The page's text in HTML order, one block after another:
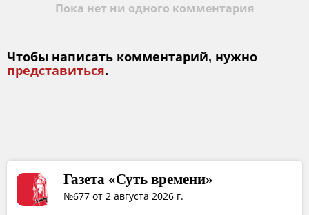
Пока нет ни одного комментария
Чтобы написать комментарий, нужно
представиться.
Газета «Суть времени»
№677 от 2 августа 2026 г.